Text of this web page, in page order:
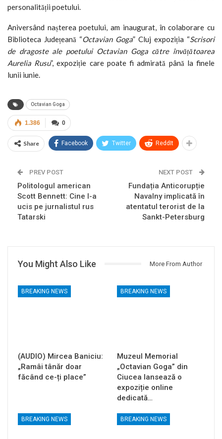
personalității poetului.
Aniversând nașterea poetului, am inaugurat, în colaborare cu
Biblioteca Județeană “Octavian Goga” Cluj expoziția “Scrisori
de dragoste ale poetului Octavian Goga către învățătoarea
Aurelia Rusu”, expoziție care poate fi admirată până la finele
lunii iunie.
Octavian Goga
0
1.386
Share Facebook Twitter ReddIt
PREV POST
Politologul american
Scott Bennett: Cine l-a
ucis pe jurnalistul rus
Tatarski
NEXT POST
Fundația Anticorupție
Navalny implicată în
atentatul terorist de la
Sankt-Petersburg
You Might Also Like More From Author
BREAKING NEWS
(AUDIO) Mircea Baniciu:
„Ramâi tânăr doar
făcând ce-ți place”
BREAKING NEWS
Muzeul Memorial
„Octavian Goga” din
Ciucea lansează o
expoziție online
dedicată…
BREAKING NEWS BREAKING NEWS